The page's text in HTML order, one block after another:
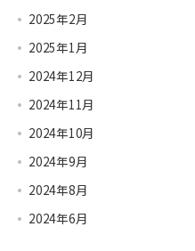
2025年2月
2025年1月
2024年12月
2024年11月
2024年10月
2024年9月
2024年8月
2024年6月